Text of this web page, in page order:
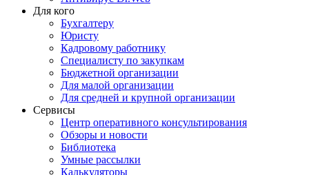
Для кого
Бухгалтеру
Юристу
Кадровому работнику
Специалисту по закупкам
Бюджетной организации
Для малой организации
Для средней и крупной организации
Сервисы
Центр оперативного консультирования
Обзоры и новости
Библиотека
Умные рассылки
Калькуляторы